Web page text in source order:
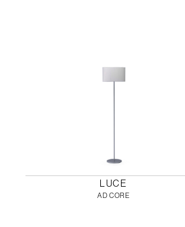
LUCE
AD CORE